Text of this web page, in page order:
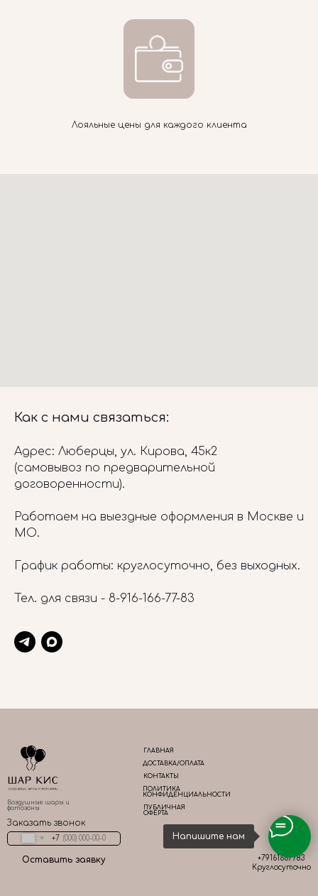
Напишите нам
Лояльные цены для каждого клиента
Как с нами связаться:
Адрес: Люберцы, ул. Кирова, 45к2
(самовывоз по предварительной
договоренности).
Работаем на выездные оформления в Москве и
МО.
График работы: круглосуточно, без выходных.
Тел. для связи - 8-916-166-77-83
ГЛАВНАЯ
ДОСТАВКА/ОПЛАТА
КОНТАКТЫ
ПОЛИТИКА
КОНФИДЕНЦИАЛЬНОСТИ
ПУБЛИЧНАЯ
ОФЕРТА
+79161667783
Круглосуточно
Воздушные шары и
фотозоны
Заказать звонок
+7
Оставить заявку